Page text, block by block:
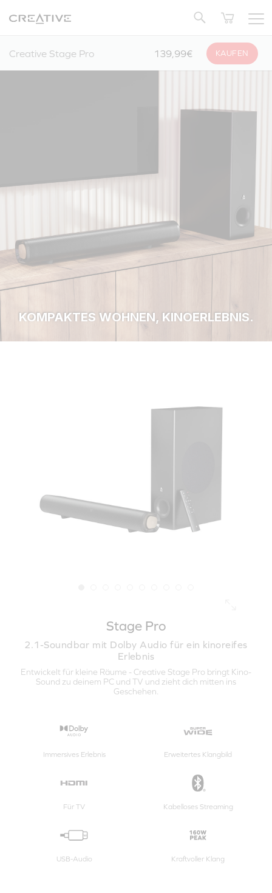
Creative Stage Pro 139,99€ KAUFEN
Zurück zum Seitenanfang
KOMPAKTES WOHNEN, KINOERLEBNIS.
Stage Pro
2.1-Soundbar mit Dolby Audio für ein kinoreifes
Erlebnis
Entwickelt für kleine Räume - Creative Stage Pro bringt Kino-
Sound zu deinem PC und TV und zieht dich mitten ins
Geschehen.
Immersives Erlebnis Erweitertes Klangbild
Für TV Kabelloses Streaming
USB-Audio Kraftvoller Klang